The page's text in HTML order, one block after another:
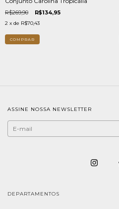
R$269,90 R$134,95
2 x de R$70,43
COMPRAR
ASSINE NOSSA NEWSLETTER
DEPARTAMENTOS